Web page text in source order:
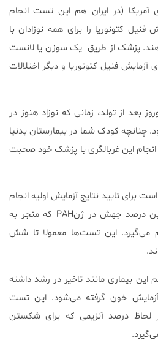
‌های آمریکا (در ایران هم این تست انجام
کتونوریا را برای همه نوزادان با
پزشک از طریق یک سوزن یا لانست
آزمایش فنیل کتونوریا و دیگر اختلالات
بعد از تولد، زمانی که نوزاد هنوز در
چنانچه کودک شما در بیمارستان بدنیا
انجام این غربالگری با پزشک خود صحبت
برای تایید نتایج آزمایش اولیه انجام
شود. این تست‌ها برای تخمین درصد جهش در ژنPAH که منجر به
می‌گیرد. این تست‌ها معمولا تا شش
این بیماری مانند تاخیر در رشد داشته
خون گرفته می‌شود. این تست
لحاظ درصد آنزیمی که برای شکستن